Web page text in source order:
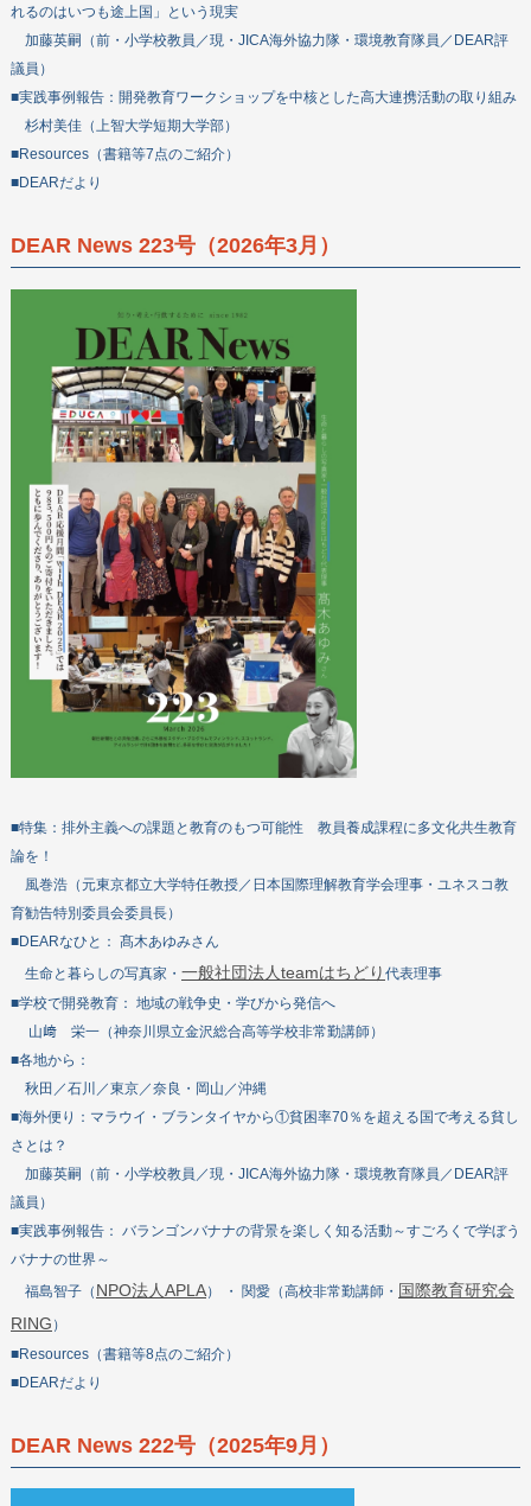
れるのはいつも途上国」という現実
加藤英嗣（前・小学校教員／現・JICA海外協力隊・環境教育隊員／DEAR評
議員）
■実践事例報告：開発教育ワークショップを中核とした高大連携活動の取り組み
杉村美佳（上智大学短期大学部）
■Resources（書籍等7点のご紹介）
■DEARだより
DEAR News 223号（2026年3月）
■特集：排外主義への課題と教育のもつ可能性 教員養成課程に多文化共生教育
論を！
風巻浩（元東京都立大学特任教授／日本国際理解教育学会理事・ユネスコ教
育勧告特別委員会委員長）
■DEARなひと： 髙木あゆみさん
生命と暮らしの写真家・ 一般社団法人teamはちどり 代表理事
■学校で開発教育： 地域の戦争史・学びから発信へ
山﨑 栄一（神奈川県立金沢総合高等学校非常勤講師）
■各地から：
秋田／石川／東京／奈良・岡山／沖縄
■海外便り：マラウイ・ブランタイヤから①貧困率70％を超える国で考える貧し
さとは？
加藤英嗣（前・小学校教員／現・JICA海外協力隊・環境教育隊員／DEAR評
議員）
■実践事例報告： バランゴンバナナの背景を楽しく知る活動～すごろくで学ぼう
バナナの世界～
福島智子（ NPO法人APLA） ・ 関愛（高校非常勤講師・ 国際教育研究会
RING ）
■Resources（書籍等8点のご紹介）
■DEARだより
DEAR News 222号（2025年9月）